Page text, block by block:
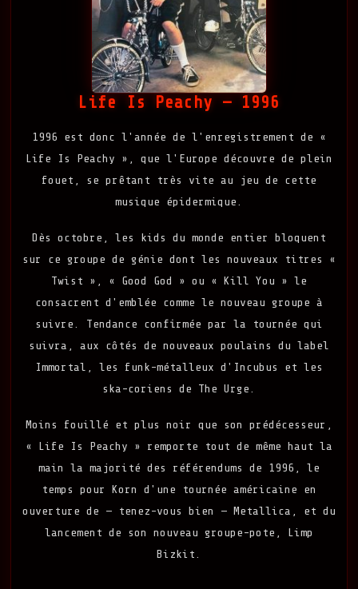
Life Is Peachy — 1996
1996 est donc l'année de l'enregistrement de «
Life Is Peachy », que l'Europe découvre de plein
fouet, se prêtant très vite au jeu de cette
musique épidermique.
Dès octobre, les kids du monde entier bloquent
sur ce groupe de génie dont les nouveaux titres «
Twist », « Good God » ou « Kill You » le
consacrent d'emblée comme le nouveau groupe à
suivre. Tendance confirmée par la tournée qui
suivra, aux côtés de nouveaux poulains du label
Immortal, les funk-métalleux d'Incubus et les
ska-coriens de The Urge.
Moins fouillé et plus noir que son prédécesseur,
« Life Is Peachy » remporte tout de même haut la
main la majorité des référendums de 1996, le
temps pour Korn d'une tournée américaine en
ouverture de — tenez-vous bien — Metallica, et du
lancement de son nouveau groupe-pote, Limp
Bizkit.